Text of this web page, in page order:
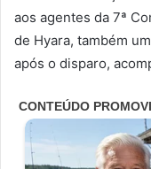
aos agentes da 7ª
de Hyara, também
após o disparo,